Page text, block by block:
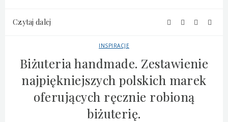
Czytaj dalej
INSPIRACJE
Biżuteria handmade. Zestawienie
najpiękniejszych polskich marek
oferujących ręcznie robioną
biżuterię.